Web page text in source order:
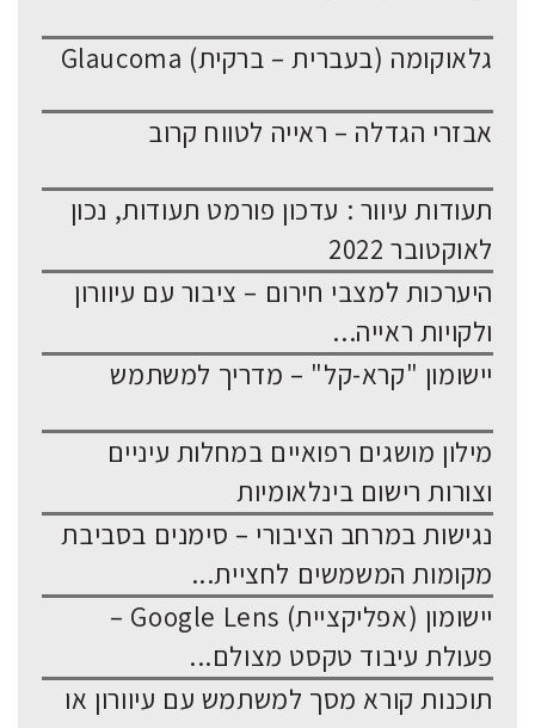
גלאוקומה (בעברית – ברקית) Glaucoma
אבזרי הגדלה – ראייה לטווח קרוב
תעודות עיוור : עדכון פורמט תעודות, נכון
לאוקטובר 2022
היערכות למצבי חירום – ציבור עם עיוורון
ולקויות ראייה...
יישומון "קרא-קל" – מדריך למשתמש
מילון מושגים רפואיים במחלות עיניים
וצורות רישום בינלאומיות
נגישות במרחב הציבורי – סימנים בסביבת
מקומות המשמשים לחציית...
יישומון (אפליקציית) Google Lens –
פעולת עיבוד טקסט מצולם...
תוכנות קורא מסך למשתמש עם עיוורון או